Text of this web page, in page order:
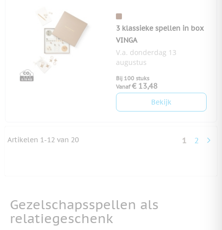
3 klassieke spellen in box
VINGA
V.a. donderdag 13
augustus
Bij 100 stuks
Vanaf € 13,48
Bekijk
Artikelen 1-12 van 20 U lees
1 Pagina
2
Gezelschapsspellen als
relatiegeschenk